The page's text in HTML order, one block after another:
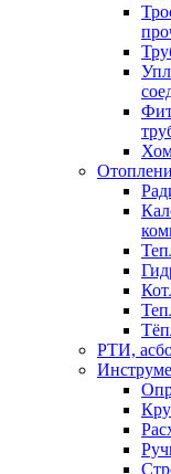
РТИ,